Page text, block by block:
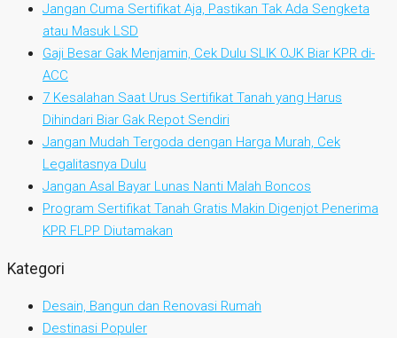
Jangan Cuma Sertifikat Aja, Pastikan Tak Ada Sengketa
atau Masuk LSD
Gaji Besar Gak Menjamin, Cek Dulu SLIK OJK Biar KPR di-
ACC
7 Kesalahan Saat Urus Sertifikat Tanah yang Harus
Dihindari Biar Gak Repot Sendiri
Jangan Mudah Tergoda dengan Harga Murah, Cek
Legalitasnya Dulu
Jangan Asal Bayar Lunas Nanti Malah Boncos
Program Sertifikat Tanah Gratis Makin Digenjot Penerima
KPR FLPP Diutamakan
Kategori
Desain, Bangun dan Renovasi Rumah
Destinasi Populer